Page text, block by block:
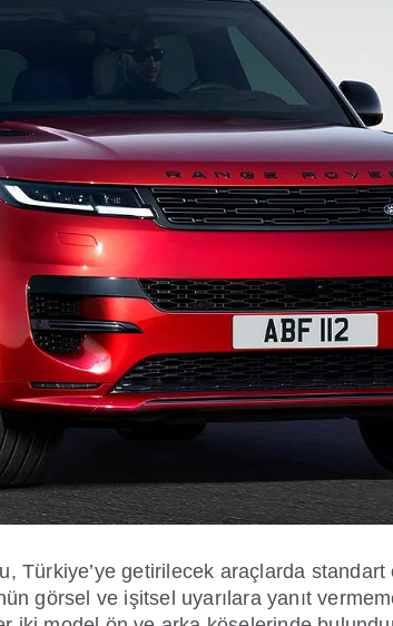
Türkiye’ye getirilecek araçlarda
görsel ve işitsel uyarılara yanıt